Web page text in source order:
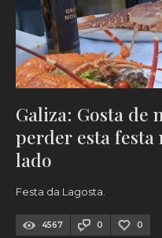
Galiza: Gosta de
perder esta festa
lado
Festa da Lagosta.
4567 0 0